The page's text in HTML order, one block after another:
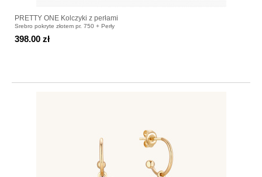
PRETTY ONE Kolczyki z perłami
Srebro pokryte złotem pr. 750 + Perły
398.00 zł